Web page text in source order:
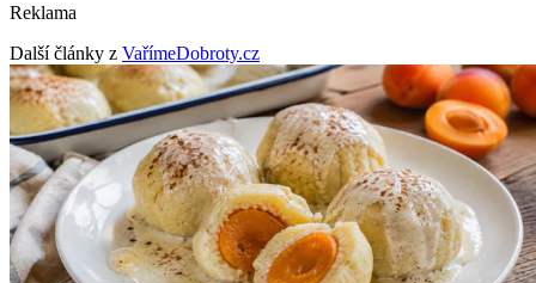
Reklama
Další články z VařímeDobroty.cz